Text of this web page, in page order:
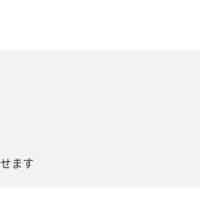
ます